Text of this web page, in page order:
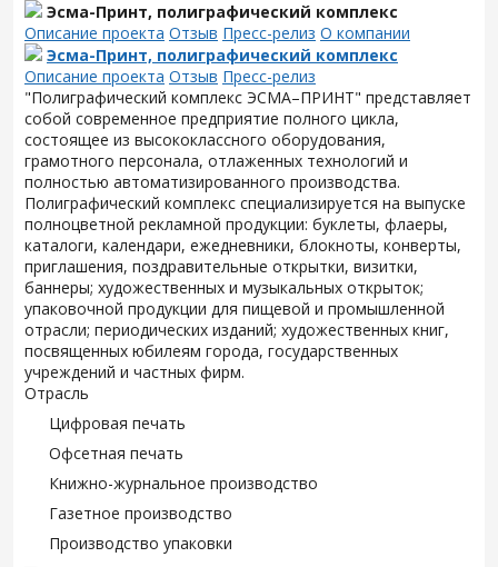
Эсма-Принт, полиграфический комплекс
Описание проекта Отзыв Пресс-релиз О компании
Эсма-Принт, полиграфический комплекс
Описание проекта Отзыв Пресс-релиз
"Полиграфический комплекс ЭСМА–ПРИНТ" представляет
собой современное предприятие полного цикла,
состоящее из высококлассного оборудования,
грамотного персонала, отлаженных технологий и
полностью автоматизированного производства.
Полиграфический комплекс специализируется на выпуске
полноцветной рекламной продукции: буклеты, флаеры,
каталоги, календари, ежедневники, блокноты, конверты,
приглашения, поздравительные открытки, визитки,
баннеры; художественных и музыкальных открыток;
упаковочной продукции для пищевой и промышленной
отрасли; периодических изданий; художественных книг,
посвященных юбилеям города, государственных
учреждений и частных фирм.
Отрасль
Цифровая печать
Офсетная печать
Книжно-журнальное производство
Газетное производство
Производство упаковки